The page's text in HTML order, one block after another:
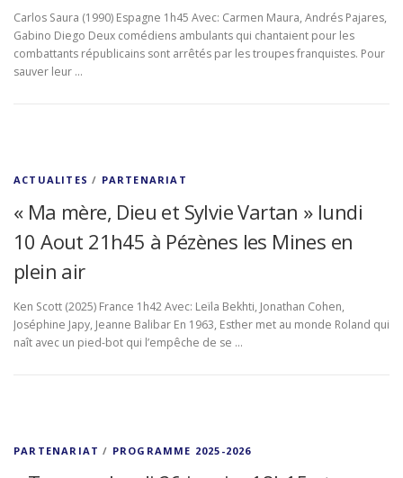
Carlos Saura (1990) Espagne 1h45 Avec: Carmen Maura, Andrés Pajares,
Gabino Diego Deux comédiens ambulants qui chantaient pour les
combattants républicains sont arrêtés par les troupes franquistes. Pour
sauver leur …
ACTUALITES / PARTENARIAT
« Ma mère, Dieu et Sylvie Vartan » lundi
10 Aout 21h45 à Pézènes les Mines en
plein air
Ken Scott (2025) France 1h42 Avec: Leïla Bekhti, Jonathan Cohen,
Joséphine Japy, Jeanne Balibar En 1963, Esther met au monde Roland qui
naît avec un pied-bot qui l’empêche de se …
PARTENARIAT / PROGRAMME 2025-2026